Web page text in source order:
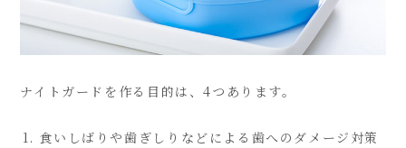
ナイトガードを作る目的は、4つあります。
食いしばりや歯ぎしりなどによる歯へのダメージ対策